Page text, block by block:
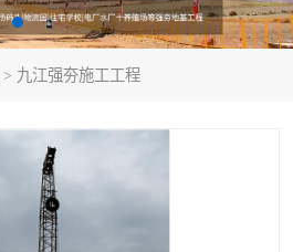
> 九江强夯施工工程